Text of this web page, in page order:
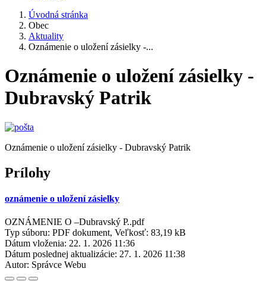
Úvodná stránka
Obec
Aktuality
Oznámenie o uložení zásielky -...
Oznámenie o uložení zásielky -
Dubravský Patrik
Oznámenie o uložení zásielky - Dubravský Patrik
Prílohy
oznámenie o uložení zásielky
OZNÁMENIE O –Dubravský P..pdf
Typ súboru: PDF dokument, Veľkosť: 83,19 kB
Dátum vloženia: 22. 1. 2026 11:36
Dátum poslednej aktualizácie: 27. 1. 2026 11:38
Autor: Správce Webu